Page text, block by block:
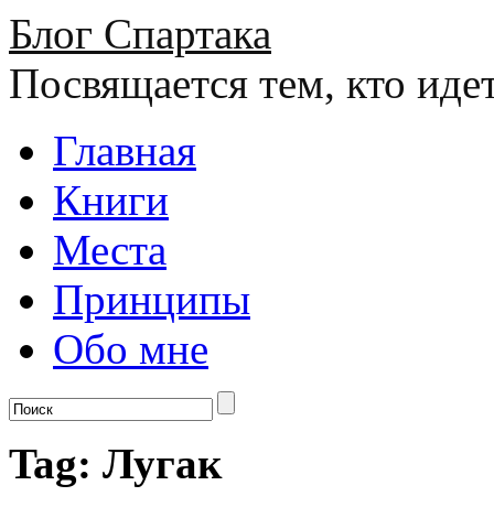
Блог Спартака
Посвящается тем, кто
Главная
Книги
Места
Принципы
Обо мне
Tag: Лугак